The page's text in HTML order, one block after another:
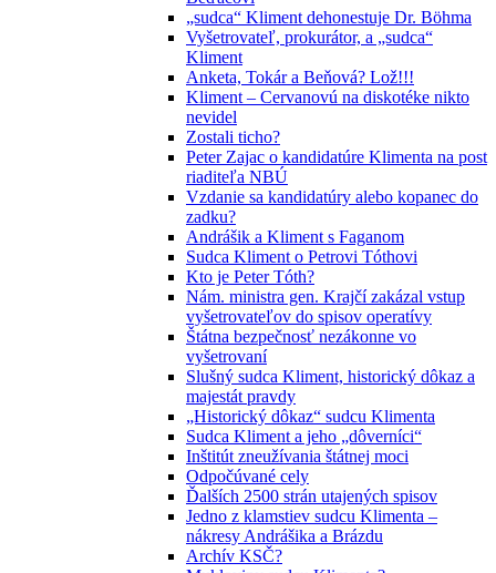
„sudca“ Kliment dehonestuje Dr. Böhma
Vyšetrovateľ, prokurátor, a „sudca“
Kliment
Anketa, Tokár a Beňová? Lož!!!
Kliment – Cervanovú na diskotéke nikto
nevidel
Zostali ticho?
Peter Zajac o kandidatúre Klimenta na post
riaditeľa NBÚ
Vzdanie sa kandidatúry alebo kopanec do
zadku?
Andrášik a Kliment s Faganom
Sudca Kliment o Petrovi Tóthovi
Kto je Peter Tóth?
Nám. ministra gen. Krajčí zakázal vstup
vyšetrovateľov do spisov operatívy
Štátna bezpečnosť nezákonne vo
vyšetrovaní
Slušný sudca Kliment, historický dôkaz a
majestát pravdy
„Historický dôkaz“ sudcu Klimenta
Sudca Kliment a jeho „dôverníci“
Inštitút zneužívania štátnej moci
Odpočúvané cely
Ďalších 2500 strán utajených spisov
Jedno z klamstiev sudcu Klimenta –
nákresy Andrášika a Brázdu
Archív KSČ?